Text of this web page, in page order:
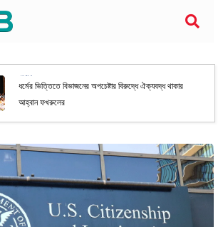
ধর্মের ভিত্তিতে বিভাজনের অপচেষ্টার বিরুদ্ধে ঐক্যবদ্ধ থাকার
আহ্বান ফখরুলের